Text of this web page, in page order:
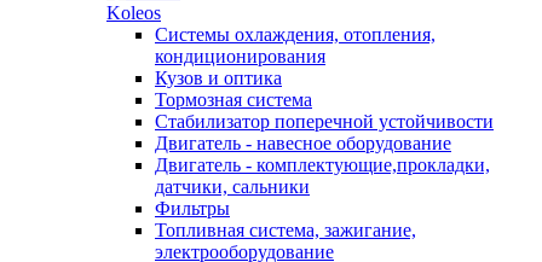
Koleos
Системы охлаждения, отопления,
кондиционирования
Кузов и оптика
Тормозная система
Стабилизатор поперечной устойчивости
Двигатель - навесное оборудование
Двигатель - комплектующие,прокладки,
датчики, сальники
Фильтры
Топливная система, зажигание,
электрооборудование